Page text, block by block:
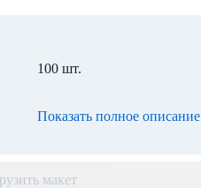
100 шт.
Показать полное описание
макет